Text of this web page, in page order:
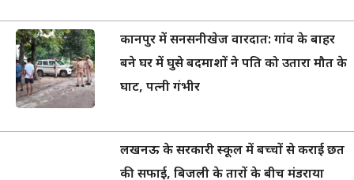
कानपुर में सनसनीखेज वारदात: गांव के बाहर
बने घर में घुसे बदमाशों ने पति को उतारा मौत के
घाट, पत्नी गंभीर
लखनऊ के सरकारी स्कूल में बच्चों से कराई छत
की सफाई, बिजली के तारों के बीच मंडराया